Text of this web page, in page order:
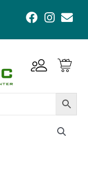
F
c
b
o
I
s
E
v
l
o
e